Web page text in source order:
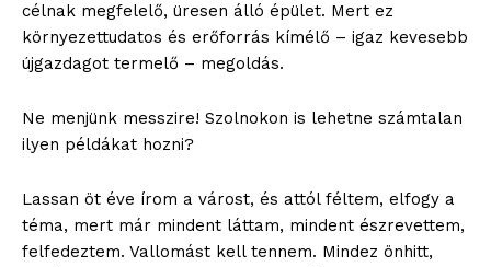
célnak megfelelő, üresen álló épület. Mert ez
környezettudatos és erőforrás kímélő – igaz kevesebb
újgazdagot termelő – megoldás.
Ne menjünk messzire! Szolnokon is lehetne számtalan
ilyen példákat hozni?
Lassan öt éve írom a várost, és attól féltem, elfogy a
téma, mert már mindent láttam, mindent észrevettem,
felfedeztem. Vallomást kell tennem. Mindez önhitt,